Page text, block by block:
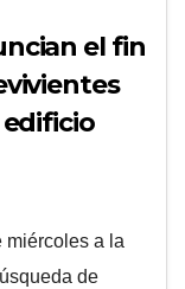
el fin
miércoles a la
de